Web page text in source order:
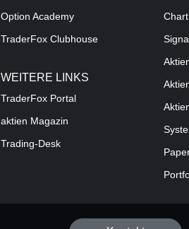
Option Academy
TraderFox Clubhouse
WEITERE LINKS
TraderFox Portal
aktien Magazin
Trading-Desk